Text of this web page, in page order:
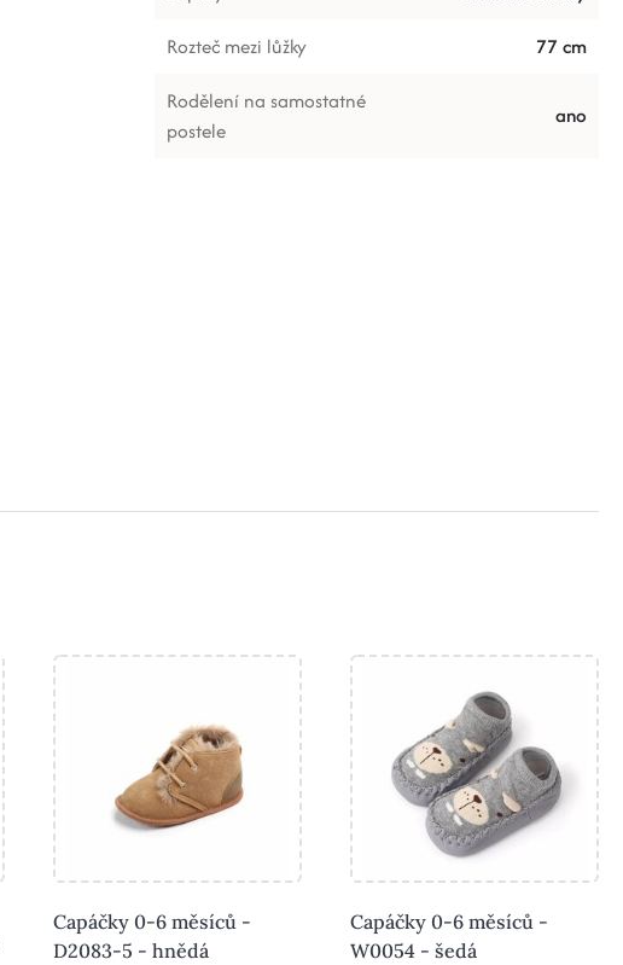
Rozteč mezi lůžky
77 cm
Rodělení na samostatné
postele
ano
Capáčky 0-6 měsíců -
D2083-5 - hnědá
Capáčky 0-6 měsíců -
W0054 - šedá